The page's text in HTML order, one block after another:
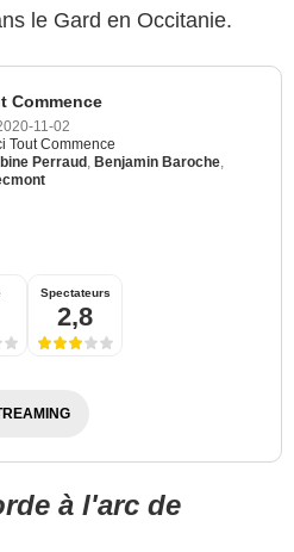
le Gard en Occitanie.
Commence
11-02
Tout Commence
Perraud Benjamin Baroche
Spectateurs
2,8
à l'arc de